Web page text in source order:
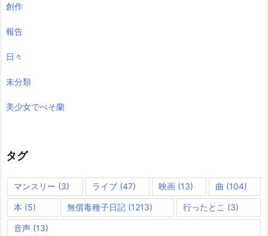
創作
報告
日々
未分類
美少女でべそ蘭
タグ
マンスリー (3) ライブ(47) 映画(13) 曲 (104)
本 (5) 無償毒種子日記(1213) 行ったとこ (3)
音声 (13)